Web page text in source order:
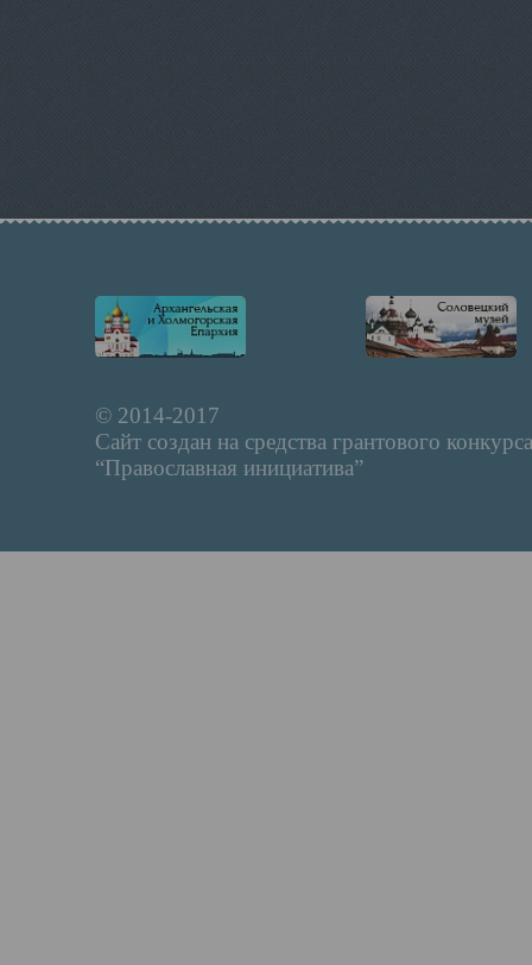
© 2014-2017
Сайт создан на средства грантового конкурса
“Православная инициатива”